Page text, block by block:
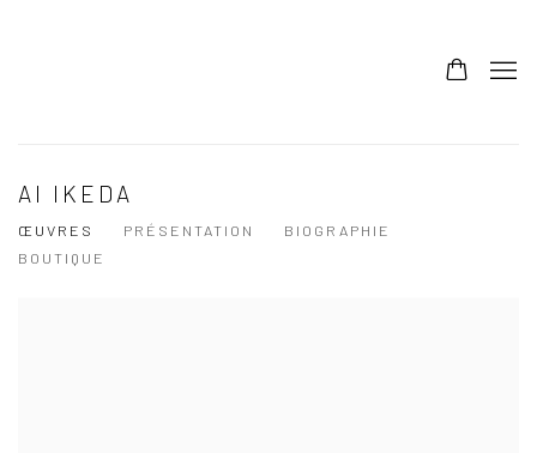
AI IKEDA
ŒUVRES PRÉSENTATION
BIOGRAPHIE
BOUTIQUE